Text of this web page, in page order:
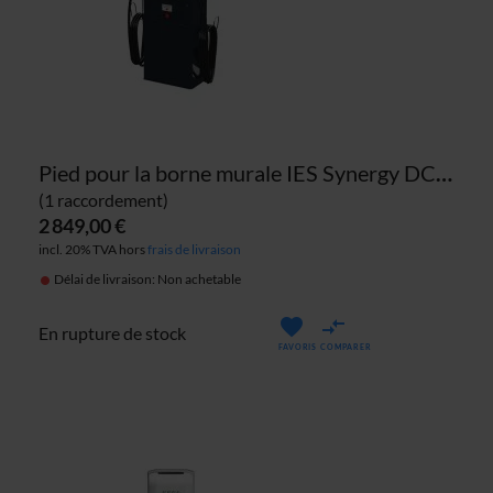
Pied pour la borne murale IES Synergy DC (1 raccordement)
(1 raccordement)
2 849,00 €
incl. 20% TVA horsfrais de livraison
Délai de livraison: Non achetable
En rupture de stock
FAVORIS COMPARER